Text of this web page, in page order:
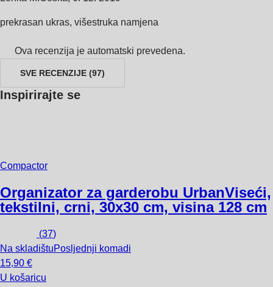
prekrasan ukras, višestruka namjena
Ova recenzija je automatski prevedena.
SVE RECENZIJE (97)
Inspirirajte se
Compactor
Organizator za garderobu UrbanViseći,
tekstilni, crni, 30x30 cm, visina 128 cm
(37)
Na skladištuPosljednji komadi
15,90 €
U košaricu